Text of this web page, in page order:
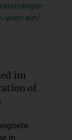
wien-ein/
im
of
in